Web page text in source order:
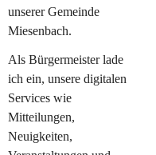
unserer Gemeinde
Miesenbach.
Als Bürgermeister lade
ich ein, unsere digitalen
Services wie
Mitteilungen,
Neuigkeiten,